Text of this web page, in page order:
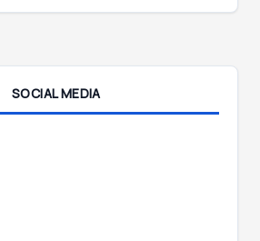
SOCIAL MEDIA